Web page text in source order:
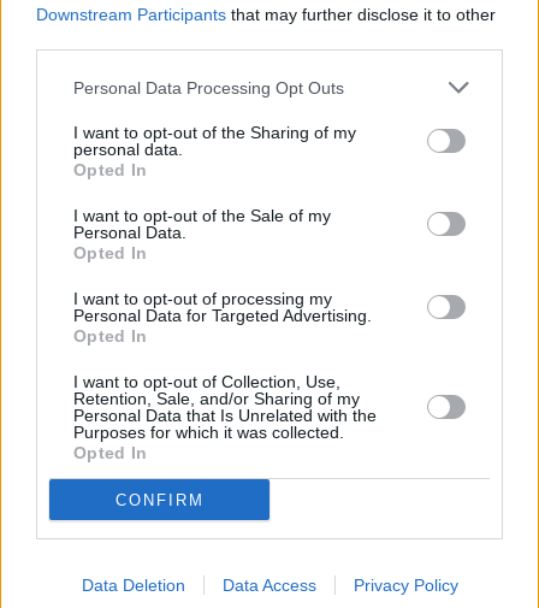
Downstream Participants that may further disclose it to other
Personal Data Processing Opt Outs
I want to opt-out of the Sharing of my
personal data.
Opted In
I want to opt-out of the Sale of my
Personal Data.
Opted In
I want to opt-out of processing my
Personal Data for Targeted Advertising.
Opted In
I want to opt-out of Collection, Use,
Retention, Sale, and/or Sharing of my
Personal Data that Is Unrelated with the
Purposes for which it was collected.
Opted In
CONFIRM
Data Deletion Data Access Privacy Policy
agentes de la Comisaría de Puerto del Rosario.
Comentarios (0)
LO MÁS LEÍDO
Fallece un bebé de 20 meses por un
golpe de calor en Fuerteventura
¿EN QUÉ MOMENTO DEJAMOS DE SER
Fuerteventura Santiago de Compostela
por 30 euros por trayecto
Decathlon abre hoy su primera tienda
en Fuerteventura